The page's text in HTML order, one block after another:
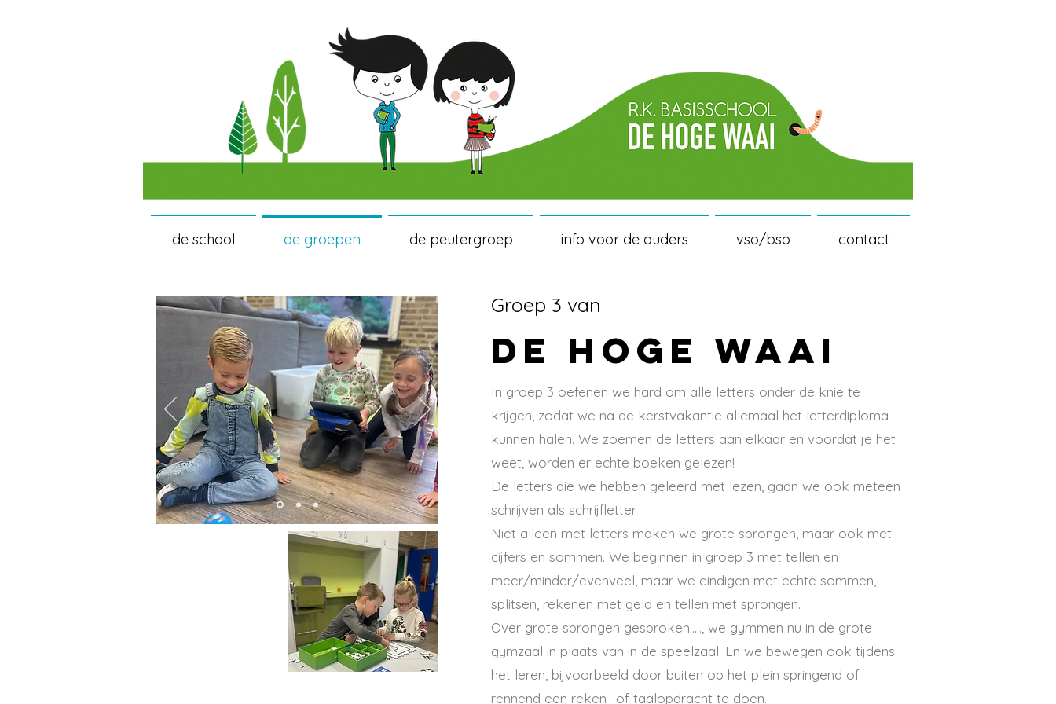
de school de groepen de peutergroep info voor de ouders vso/bso contact
Groep 3 van
DE HOGE WAAI
In groep 3 oefenen we hard om alle letters onder de knie te
krijgen, zodat we na de kerstvakantie allemaal het letterdiploma
kunnen halen. We zoemen de letters aan elkaar en voordat je het
weet, worden er echte boeken gelezen!
De letters die we hebben geleerd met lezen, gaan we ook meteen
schrijven als schrijfletter.
Niet alleen met letters maken we grote sprongen, maar ook met
cijfers en sommen. We beginnen in groep 3 met tellen en
meer/minder/evenveel, maar we eindigen met echte sommen,
splitsen, rekenen met geld en tellen met sprongen.
Over grote sprongen gesproken....., we gymmen nu in de grote
gymzaal in plaats van in de speelzaal. En we bewegen ook tijdens
het leren, bijvoorbeeld door buiten op het plein springend of
rennend een reken- of taalopdracht te doen.